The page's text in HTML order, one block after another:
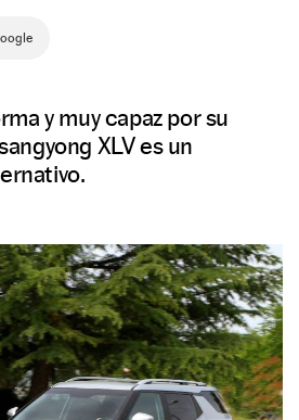
y muy capaz por su
XLV es un